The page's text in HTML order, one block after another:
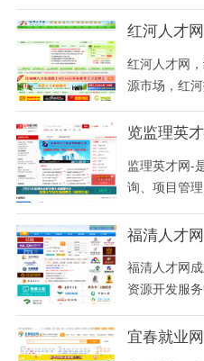
息资讯。
红河人才网
红河人才网
源市场，红
才网，红河
才市场唯一
览监理英
监理英才网-
询、项目管
理、水利监
福清人才网
福清人才网
资源开发服
平台！福清
宜春就业网